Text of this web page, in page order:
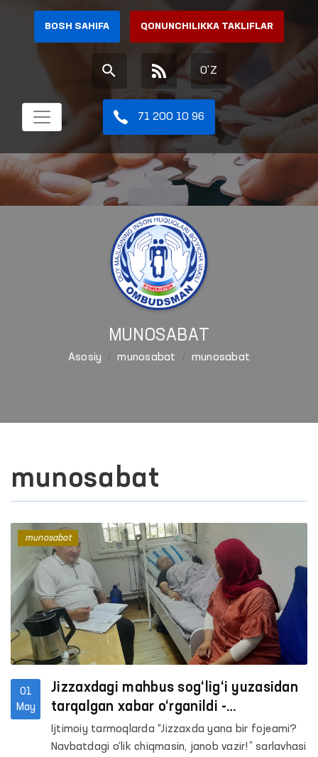
BOSH SAHIFA QONUNCHILIKKA TAKLIFLAR
O'Z
71 200 10 96
MUNOSABAT
Asosiy munosabat munosabat
munosabat
01
May
Jizzaxdagi mahbus sog‘lig‘i yuzasidan
tarqalgan xabar o‘rganildi -
Ombudsman
Ijtimoiy tarmoqlarda “Jizzaxda yana bir fojeami?
Navbatdagi o‘lik chiqmasin, janob vazir!” sarlavhasi
munosabat